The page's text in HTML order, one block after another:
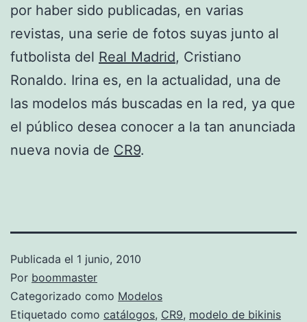
por haber sido publicadas, en varias
revistas, una serie de fotos suyas junto al
futbolista del Real Madrid, Cristiano
Ronaldo. Irina es, en la actualidad, una de
las modelos más buscadas en la red, ya que
el público desea conocer a la tan anunciada
nueva novia de CR9.
Publicada el 1 junio, 2010
Por boommaster
Categorizado como Modelos
Etiquetado como catálogos, CR9, modelo de bikinis